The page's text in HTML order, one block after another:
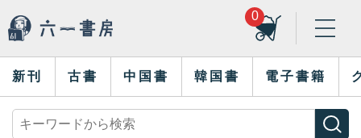
0
新刊 古書 中国書 韓国書 電子書籍